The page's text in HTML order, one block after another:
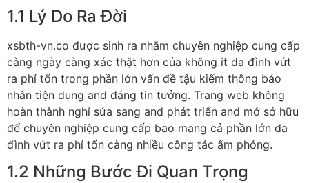
1.1 Lý Do Ra Đời
xsbth-vn.co được sinh ra nhằm chuyên nghiệp cung cấp
càng ngày càng xác thật hơn của không ít da đình vứt
ra phí tổn trong phần lớn vấn đề tậu kiếm thông báo
nhân tiện dụng and đáng tin tưởng. Trang web không
hoàn thành nghỉ sửa sang and phát triển and mở sở hữu
để chuyên nghiệp cung cấp bao mang cả phần lớn da
đình vứt ra phí tổn càng nhiều công tác ấm phỏng.
1.2 Những Bước Đi Quan Trọng